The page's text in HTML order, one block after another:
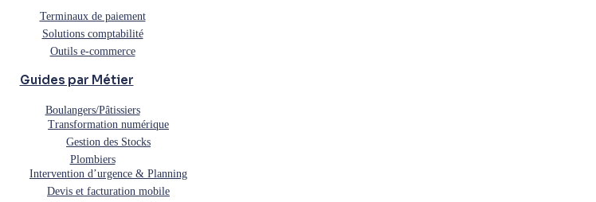
Terminaux de paiement
Solutions comptabilité
Outils e-commerce
Guides par Métier
Boulangers/Pâtissiers
Transformation numérique
Gestion des Stocks
Plombiers
Intervention d’urgence & Planning
Devis et facturation mobile